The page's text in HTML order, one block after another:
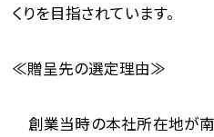
くりを目指されています。
≪贈呈先の選定理由≫
創業当時の本社所在地が南